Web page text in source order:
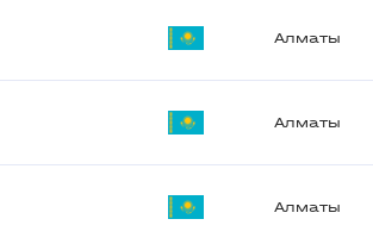
Алматы
Алматы
Алматы